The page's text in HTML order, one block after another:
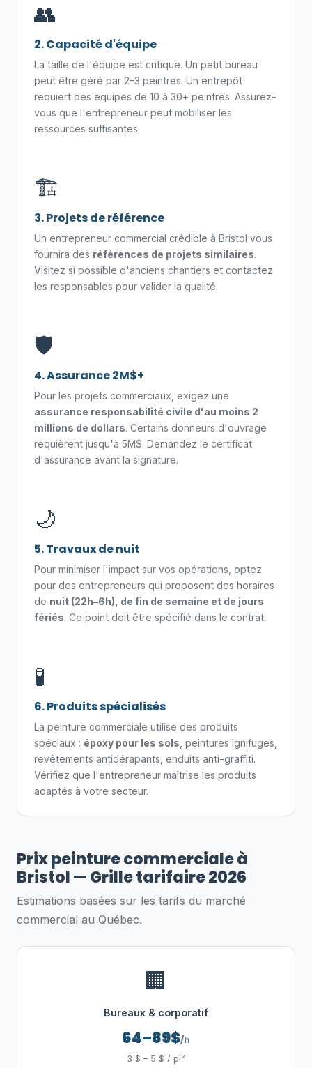
👥
2. Capacité d'équipe
La taille de l'équipe est critique. Un petit bureau
peut être géré par 2–3 peintres. Un entrepôt
requiert des équipes de 10 à 30+ peintres. Assurez-
vous que l'entrepreneur peut mobiliser les
ressources suffisantes.
🏗️
3. Projets de référence
Un entrepreneur commercial crédible à Bristol vous
fournira des références de projets similaires.
Visitez si possible d'anciens chantiers et contactez
les responsables pour valider la qualité.
🛡️
4. Assurance 2M$+
Pour les projets commerciaux, exigez une
assurance responsabilité civile d'au moins 2
millions de dollars. Certains donneurs d'ouvrage
requièrent jusqu'à 5M$. Demandez le certificat
d'assurance avant la signature.
🌙
5. Travaux de nuit
Pour minimiser l'impact sur vos opérations, optez
pour des entrepreneurs qui proposent des horaires
de nuit (22h–6h), de fin de semaine et de jours
fériés. Ce point doit être spécifié dans le contrat.
🧪
6. Produits spécialisés
La peinture commerciale utilise des produits
spéciaux : époxy pour les sols , peintures ignifuges,
revêtements antidérapants, enduits anti-graffiti.
Vérifiez que l'entrepreneur maîtrise les produits
adaptés à votre secteur.
Prix peinture commerciale à
Bristol — Grille tarifaire 2026
Estimations basées sur les tarifs du marché
commercial au Québec.
🏢
Bureaux & corporatif
64–89$/h
3 $ – 5 $ / pi²